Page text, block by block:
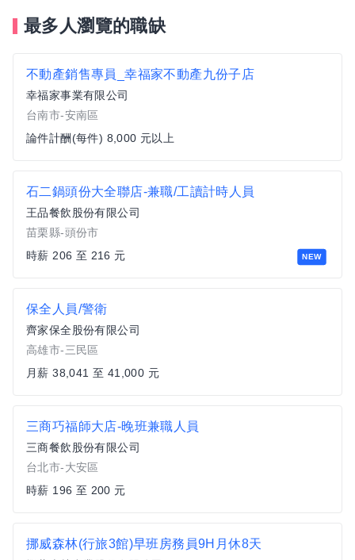
最多人瀏覽的職缺
不動產銷售專員_幸福家不動產九份子店
幸福家事業有限公司
台南市-安南區
論件計酬(每件) 8,000 元以上
NEW
石二鍋頭份大全聯店-兼職/工讀計時人員
王品餐飲股份有限公司
苗栗縣-頭份市
時薪 206 至 216 元
保全人員/警衛
齊家保全股份有限公司
高雄市-三民區
月薪 38,041 至 41,000 元
三商巧福師大店-晚班兼職人員
三商餐飲股份有限公司
台北市-大安區
時薪 196 至 200 元
挪威森林(行旅3館)早班房務員9H月休8天